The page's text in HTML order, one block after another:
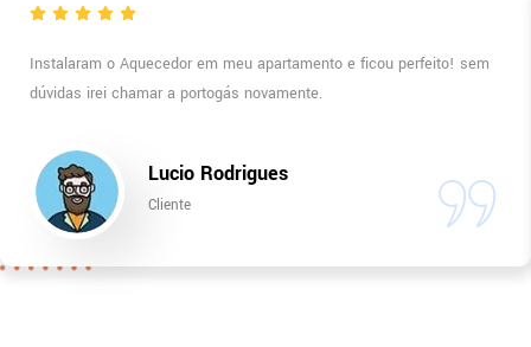
Instalaram o Aquecedor em meu apartamento e ficou perfeito! sem
dúvidas irei chamar a portogás novamente.
Lucio Rodrigues
Cliente